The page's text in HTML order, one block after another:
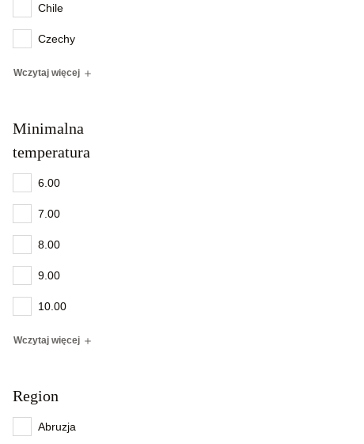
Chile
Czechy
Wczytaj więcej
Minimalna
temperatura
6.00
7.00
8.00
9.00
10.00
Wczytaj więcej
Region
Abruzja